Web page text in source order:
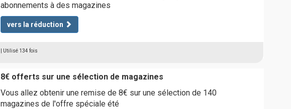
abonnements à des magazines
vers la réduction
| Utilisé 134 fois
8€ offerts sur une sélection de magazines
Vous allez obtenir une remise de 8€ sur une sélection de 140
magazines de l'offre spéciale été